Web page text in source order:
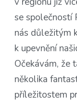
se společností
nás důležitým
k upevnění
Očekávám, že
několika
příležitostem